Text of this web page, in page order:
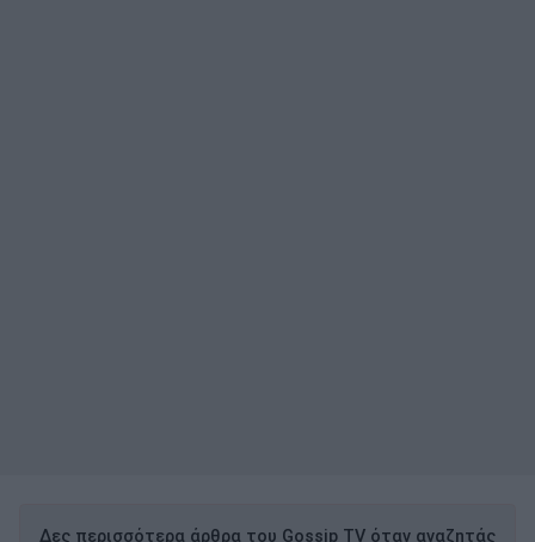
Δες περισσότερα άρθρα του Gossip TV όταν αναζητάς